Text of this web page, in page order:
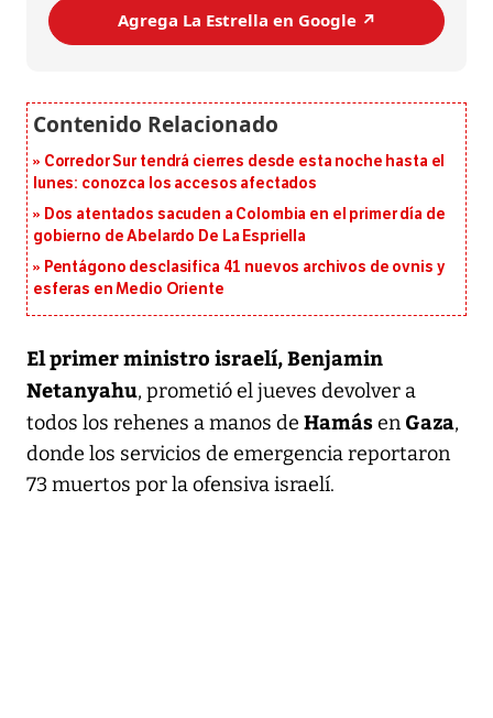
Agrega La Estrella en Google ↗️
Corredor Sur tendrá cierres desde esta noche hasta el
lunes: conozca los accesos afectados
Dos atentados sacuden a Colombia en el primer día de
gobierno de Abelardo De La Espriella
Pentágono desclasifica 41 nuevos archivos de ovnis y
esferas en Medio Oriente
El primer ministro israelí, Benjamin
Netanyahu, prometió el jueves devolver a
todos los rehenes a manos de Hamásen Gaza,
donde los servicios de emergencia reportaron
73 muertos por la ofensiva israelí.